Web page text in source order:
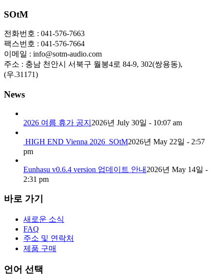
SOtM
전화번호 : 041-576-7663
팩스번호 : 041-576-7664
이메일 : info@sotm-audio.com
주소 : 충남 천안시 서북구 월봉4로 84-9, 302(쌍용동),
(우.31171)
News
2026 여름 휴가 공지 2026년 July 30일 - 10:07 am
HIGH END Vienna 2026_SOtM2026년 May 22일 - 2:57
pm
Eunhasu v0.6.4 version 업데이트 안내 2026년 May 14일 -
2:31 pm
바로 가기
새로운 소식
FAQ
주소 및 연락처
제품 구매
언어 선택